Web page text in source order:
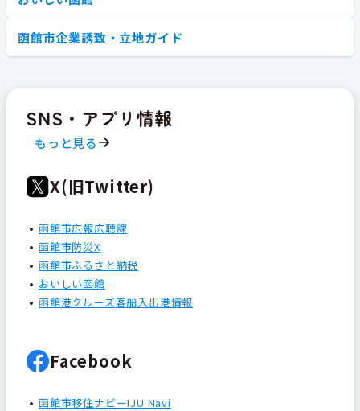
函館市企業誘致・立地ガイド
SNS・アプリ情報
もっと見る
X(旧Twitter)
函館市広報広聴課
函館市防災X
函館市ふるさと納税
おいしい函館
函館港クルーズ客船入出港情報
Facebook
函館市移住ナビーIJU Navi